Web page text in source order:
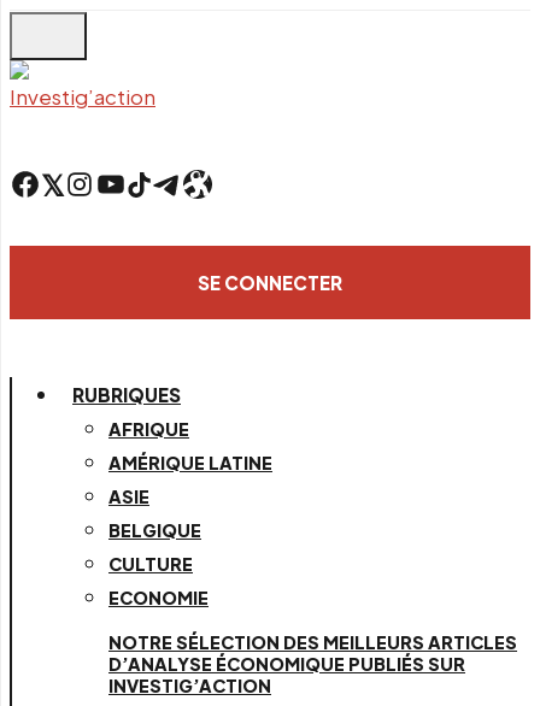
to
main
Facebook Twitter Instagram YouTube TikTok TelegramLien
SE CONNECTER
RUBRIQUES
AFRIQUE
AMÉRIQUE LATINE
ASIE
BELGIQUE
CULTURE
ECONOMIE
NOTRE SÉLECTION DES MEILLEURS ARTICLES
D’ANALYSE ÉCONOMIQUE PUBLIÉS SUR
INVESTIG’ACTION